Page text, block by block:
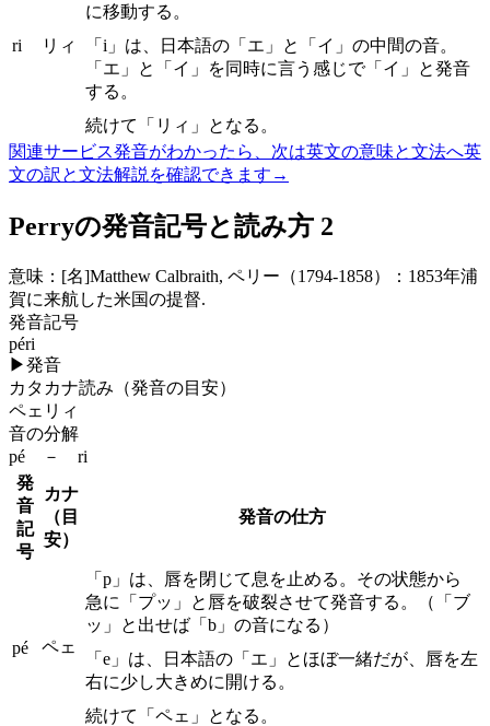
ri リィ
に移動する。
「i」は、日本語の「エ」と「イ」の中間の音。
「エ」と「イ」を同時に言う感じで「イ」と発音
する。
続けて「リィ」となる。
関連サービス発音がわかったら、次は英文の意味と文法へ英
文の訳と文法解説を確認できます →
Perryの発音記号と読み方 2
意味： [名]Matthew Calbraith, ペリー（1794-1858）：1853年浦
賀に来航した米国の提督.
発音記号
péri
▶発音
カタカナ読み（発音の目安）
ペェリィ
音の分解
pé － ri
発
音
記
号
カナ
（目
安）
発音の仕方
pé ペェ
「p」は、唇を閉じて息を止める。その状態から
急に「プッ」と唇を破裂させて発音する。（「ブ
ッ」と出せば「b」の音になる）
「e」は、日本語の「エ」とほぼ一緒だが、唇を左
右に少し大きめに開ける。
続けて「ペェ」となる。